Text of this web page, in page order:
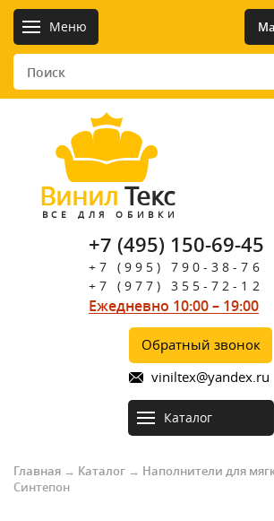
Меню
Винил Текс
ВСЕ ДЛЯ ОБИВКИ
+7 (495) 150-69-45
+7 (995) 790-38-76
+7 (977) 355-72-12
Ежедневно 10:00 – 19:00
Обратный звонок
viniltex@yandex.ru
Каталог
Главная → Каталог → Наполнители для
Синтепон